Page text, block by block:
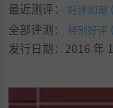
最近测评：
好评如潮
全部评测： 特别好评
发行日期：2016 年